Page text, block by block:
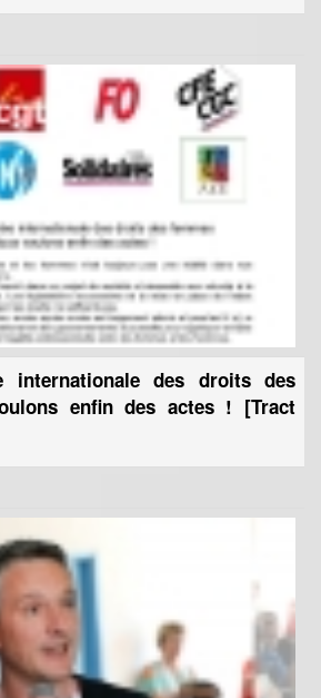
internationale des droits des
enfin des actes ! [Tract